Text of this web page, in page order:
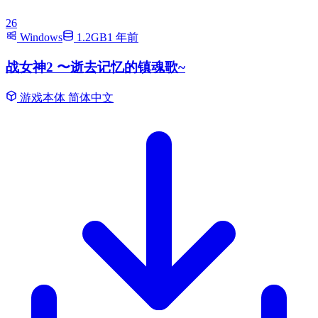
26
Windows
1.2GB1 年前
战女神2 〜逝去记忆的镇魂歌~
游戏本体 简体中文